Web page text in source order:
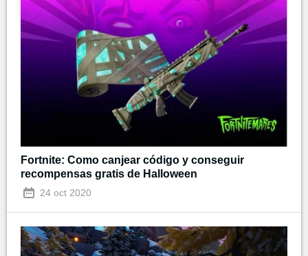
Fortnite: Como canjear código y conseguir
recompensas gratis de Halloween
24 oct 2020